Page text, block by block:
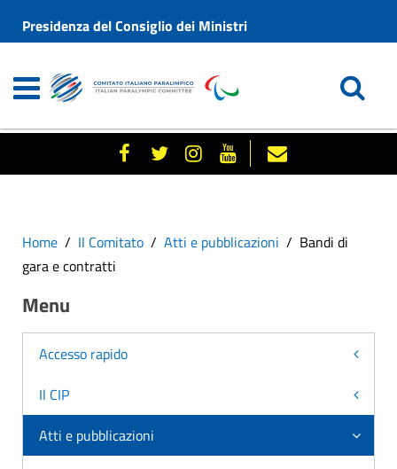
Presidenza del Consiglio dei Ministri
Home Il Comitato Atti e pubblicazioni
Bandi di
gara e contratti
Menu
Accesso rapido
Il CIP
Atti e pubblicazioni